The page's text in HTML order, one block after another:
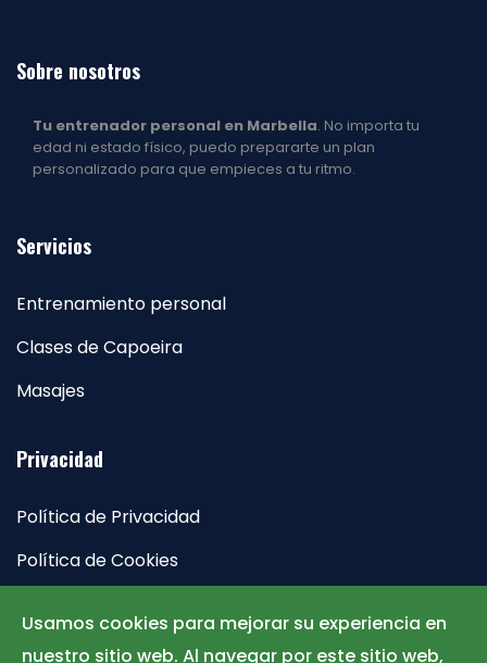
Sobre nosotros
Tu entrenador personal en Marbella. No importa tu
edad ni estado físico, puedo prepararte un plan
personalizado para que empieces a tu ritmo.
Servicios
Entrenamiento personal
Clases de Capoeira
Masajes
Privacidad
Política de Privacidad
Política de Cookies
Usamos cookies para mejorar su experiencia en
nuestro sitio web. Al navegar por este sitio web,